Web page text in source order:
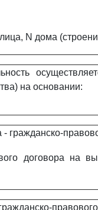
N дома
на основании:
- гражданско-
договора на